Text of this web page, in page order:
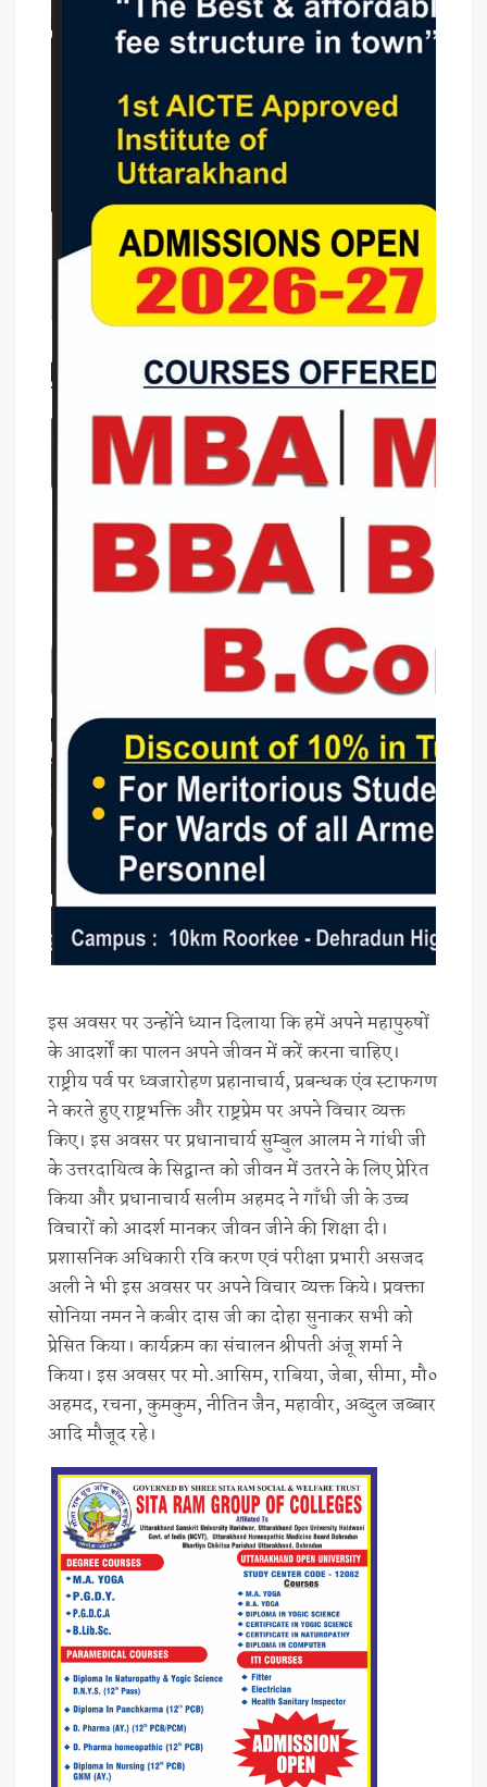
इस अवसर पर उन्होंने ध्यान दिलाया कि हमें अपने महापुरुषों
के आदर्शों का पालन अपने जीवन में करें करना चाहिए।
राष्ट्रीय पर्व पर ध्वजारोहण प्रहानाचार्य, प्रबन्धक एंव स्टाफगण
ने करते हुए राष्ट्र‌भक्ति और राष्ट्रप्रेम पर अपने विचार व्यक्त
किए। इस अवसर पर प्रधानाचार्य सुम्बुल आलम ने गांधी जी
के उत्तरदायित्व के सिद्वान्त को जीवन में उतरने के लिए प्रेरित
किया और प्रधानाचार्य सलीम अहमद ने गाँधी जी के उच्च
विचारों को आदर्श मानकर जीवन जीने की शिक्षा दी।
प्रशासनिक अधिकारी रवि करण एवं परीक्षा प्रभारी असजद
अली ने भी इस अवसर पर अपने विचार व्यक्त किये। प्रवक्ता
सोनिया नमन ने कबीर दास जी का दोहा सुनाकर सभी को
प्रेसित किया। कार्यक्रम का संचालन श्रीपती अंजू शर्मा ने
किया। इस अवसर पर मो.आसिम, राबिया, जेबा, सीमा, मौ०
अहमद, रचना, कुमकुम, नीतिन जैन, महावीर, अब्दुल जब्बार
आदि मौजूद रहे।